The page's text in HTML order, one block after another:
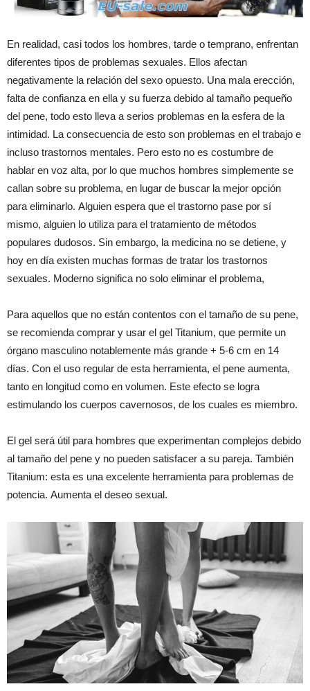
En realidad, casi todos los hombres, tarde o temprano, enfrentan
diferentes tipos de problemas sexuales. Ellos afectan
negativamente la relación del sexo opuesto. Una mala erección,
falta de confianza en ella y su fuerza debido al tamaño pequeño
del pene, todo esto lleva a serios problemas en la esfera de la
intimidad. La consecuencia de esto son problemas en el trabajo e
incluso trastornos mentales. Pero esto no es costumbre de
hablar en voz alta, por lo que muchos hombres simplemente se
callan sobre su problema, en lugar de buscar la mejor opción
para eliminarlo. Alguien espera que el trastorno pase por sí
mismo, alguien lo utiliza para el tratamiento de métodos
populares dudosos. Sin embargo, la medicina no se detiene, y
hoy en día existen muchas formas de tratar los trastornos
sexuales. Moderno significa no solo eliminar el problema,
Para aquellos que no están contentos con el tamaño de su pene,
se recomienda comprar y usar el gel Titanium, que permite un
órgano masculino notablemente más grande + 5-6 cm en 14
días. Con el uso regular de esta herramienta, el pene aumenta,
tanto en longitud como en volumen. Este efecto se logra
estimulando los cuerpos cavernosos, de los cuales es miembro.
El gel será útil para hombres que experimentan complejos debido
al tamaño del pene y no pueden satisfacer a su pareja. También
Titanium: esta es una excelente herramienta para problemas de
potencia. Aumenta el deseo sexual.